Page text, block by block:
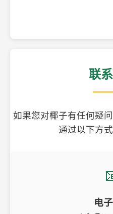
联
如果您对椰子有任何疑
通过以下方
电